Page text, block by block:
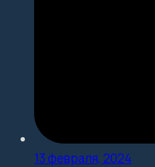
13 февраля, 2024